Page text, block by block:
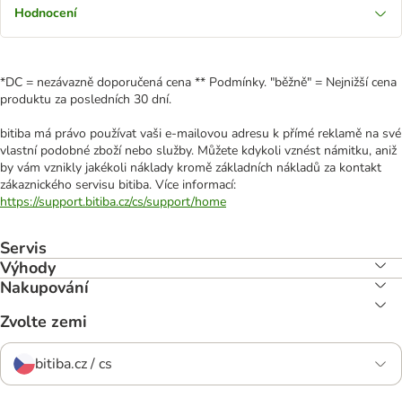
Hodnocení
*DC = nezávazně doporučená cena ** Podmínky. "běžně" = Nejnižší cena
produktu za posledních 30 dní.
bitiba má právo používat vaši e-mailovou adresu k přímé reklamě na své
vlastní podobné zboží nebo služby. Můžete kdykoli vznést námitku, aniž
by vám vznikly jakékoli náklady kromě základních nákladů za kontakt
zákaznického servisu bitiba. Více informací:
https://support.bitiba.cz/cs/support/home
Servis
Výhody
Nakupování
Zvolte zemi
bitiba.cz / cs